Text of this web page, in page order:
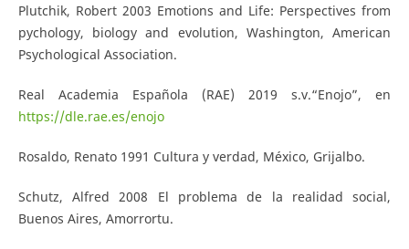
Plutchik, Robert 2003 Emotions and Life: Perspectives from
pychology, biology and evolution, Washington, American
Psychological Association.
Real Academia Española (RAE) 2019 s.v.“Enojo”, en
https://dle.rae.es/enojo
Rosaldo, Renato 1991 Cultura y verdad, México, Grijalbo.
Schutz, Alfred 2008 El problema de la realidad social,
Buenos Aires, Amorrortu.